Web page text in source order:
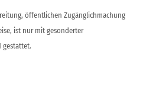
öffentlichen Zugänglichmachung
ist nur mit gesonderter
gestattet.